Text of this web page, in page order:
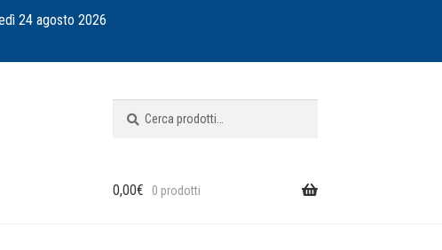
24 agosto 2026
0,00€ 0 prodotti